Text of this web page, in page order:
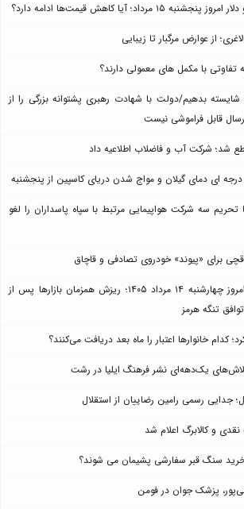
آیا کاهش قیمت‌ها ادامه دارد؟
از عوارض مرگبار تا زیبایی
با مکمل های معمولی دارند؟
شایسته بدهیم/دولت با شهادت رهبری پشتوانه بزرگی را از
قابل فراموشی نیست
شد؛ شرکت آب و فاضلاب اطلاعیه داد
تحریم سه شرکت هواپیمایی مرتبط با سپاه پاسداران را لغو
برای «پیوند» خودروی تصادفی و قاچاق
قیمت طلا، سکه و دلار امروز چهارشنبه ۱۴ مرداد ۱۴۰۵؛ ریزش همزمان بازارها پس از
تنگه هرمز
کدام خانوارها اعتبار را ماه بعد دریافت می‌کنند؟
تلاش‌های یک‌دهه‌ای نشر فرهنگ ایلیا در رشت
جدایی رسمی رامین رضاییان از استقلال
نقدی و کالابرگ اعلام شد
خرید سنگ قبر سفارشی پشیمان می شوند؟
پزشک جوان در فومن